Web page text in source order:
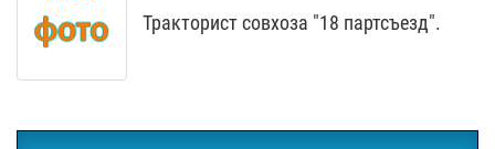
Тракторист совхоза "18 партсъезд".